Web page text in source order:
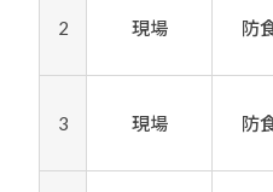
2 現場 防
3 現場 防